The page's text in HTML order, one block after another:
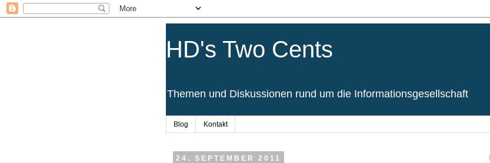
HD's Two Cents
Themen und Diskussionen rund um die Informationsgesellschaft
Blog Kontakt
24. SEPTEMBER 2011